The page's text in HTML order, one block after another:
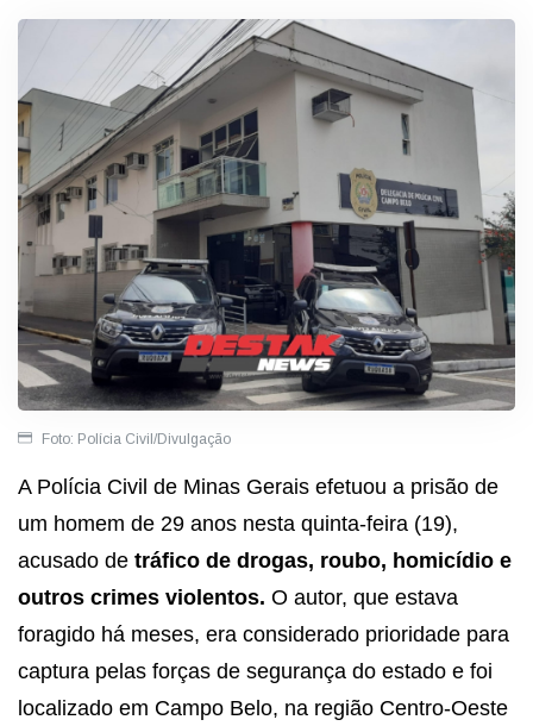
Foto: Polícia Civil/Divulgação
A Polícia Civil de Minas Gerais efetuou a prisão de
um homem de 29 anos nesta quinta-feira (19),
acusado de tráfico de drogas, roubo, homicídio e
outros crimes violentos. O autor, que estava
foragido há meses, era considerado prioridade para
captura pelas forças de segurança do estado e foi
localizado em Campo Belo, na região Centro-Oeste